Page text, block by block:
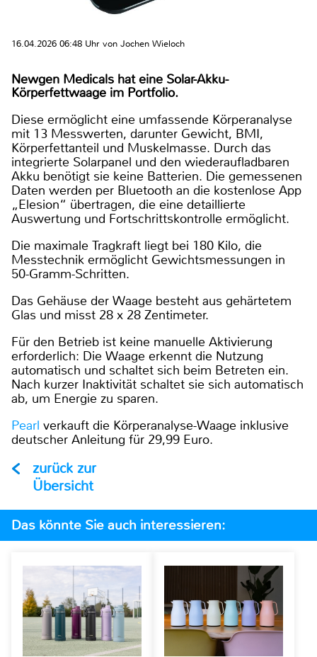
16.04.2026 06:48 Uhr von Jochen Wieloch
Newgen Medicals hat eine Solar-Akku-
Körperfettwaage im Portfolio.
Diese ermöglicht eine umfassende Körperanalyse
mit 13 Messwerten, darunter Gewicht, BMI,
Körperfettanteil und Muskelmasse. Durch das
integrierte Solarpanel und den wiederaufladbaren
Akku benötigt sie keine Batterien. Die gemessenen
Daten werden per Bluetooth an die kostenlose App
„Elesion“ übertragen, die eine detaillierte
Auswertung und Fortschrittskontrolle ermöglicht.
Die maximale Tragkraft liegt bei 180 Kilo, die
Messtechnik ermöglicht Gewichtsmessungen in
50-Gramm-Schritten.
Das Gehäuse der Waage besteht aus gehärtetem
Glas und misst 28 x 28 Zentimeter.
Für den Betrieb ist keine manuelle Aktivierung
erforderlich: Die Waage erkennt die Nutzung
automatisch und schaltet sich beim Betreten ein.
Nach kurzer Inaktivität schaltet sie sich automatisch
ab, um Energie zu sparen.
Pearl verkauft die Körperanalyse-Waage inklusive
deutscher Anleitung für 29,99 Euro.
zurück zur
Übersicht
Das könnte Sie auch interessieren: